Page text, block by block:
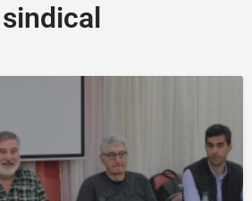
sindical